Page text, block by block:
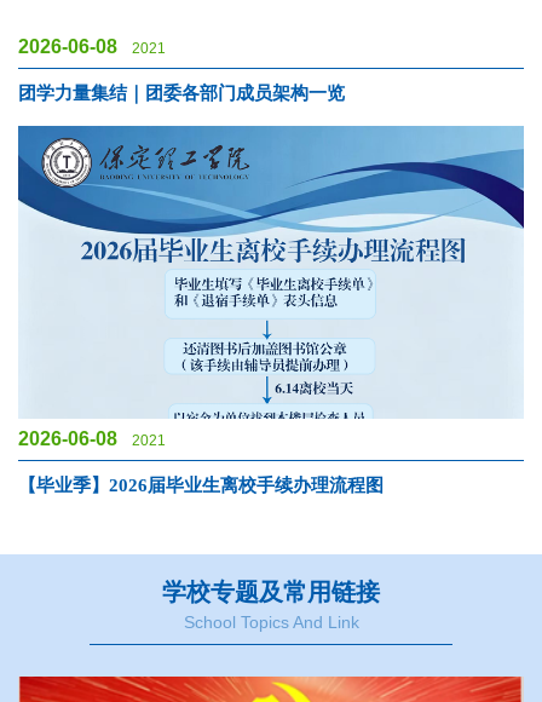
2026-06-08 2021
团学力量集结｜团委各部门成员架构一览
2026-06-08 2021
【毕业季】2026届毕业生离校手续办理流程图
学校专题及常用链接
School Topics And Link